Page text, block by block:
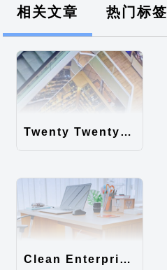
相关文章 热门标签
Twenty Twenty-Five 免费的WordPress内容主题
Clean Enterprise主题汉化包